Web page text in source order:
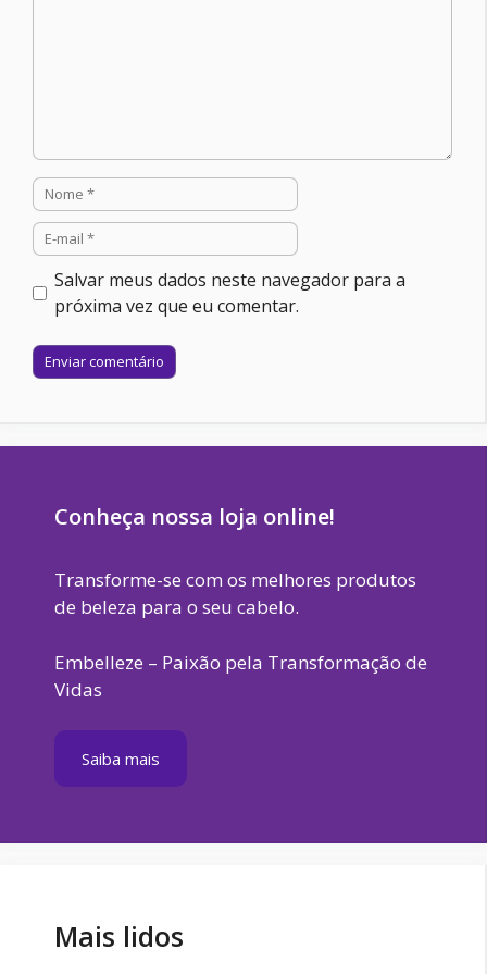
Nome
E-
mail
Salvar meus dados neste navegador para a
próxima vez que eu comentar.
Site
Conheça nossa loja online!
Transforme-se com os melhores produtos
de beleza para o seu cabelo.
Embelleze – Paixão pela Transformação de
Vidas
Saiba mais
Mais lidos